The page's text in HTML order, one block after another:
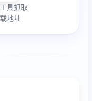
具抓取
地址